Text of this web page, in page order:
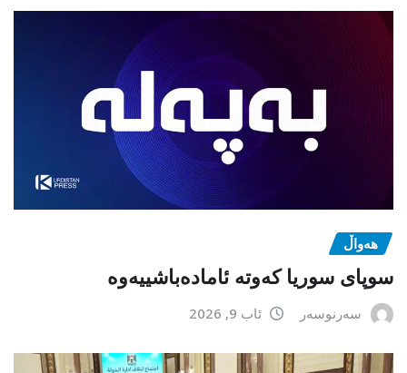
هەواڵ
سوپای سوریا کەوتە ئامادەباشییەوە
سەرنوسەر ئاب 9, 2026